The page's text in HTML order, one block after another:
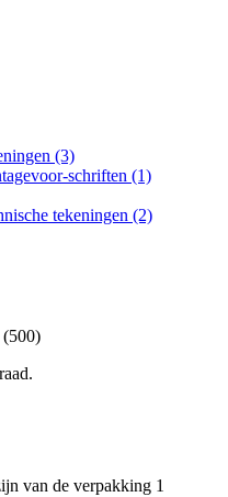
(3)
schriften (1)
tekeningen (2)
(500)
van de verpakking 1